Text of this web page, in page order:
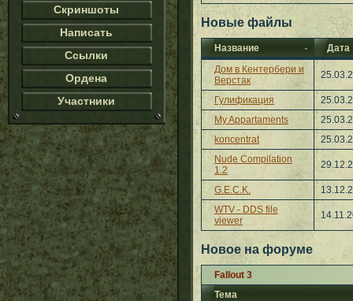
Скриншоты
Написать
Ссылки
Ордена
Участники
Новые файлы
Название
Дата
Дом в Кентербери и
Верстак
Гулификация
My Appartaments
koncentrat
Nude Compilation
1.2
G.E.C.K.
WTV - DDS file
viewer
Новое на форуме
Fallout 3
Тема